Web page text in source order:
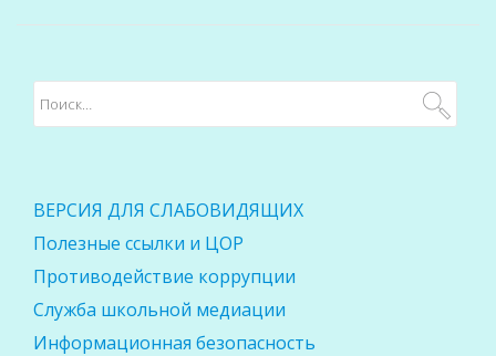
ВЕРСИЯ ДЛЯ СЛАБОВИДЯЩИХ
Полезные ссылки и ЦОР
Противодействие коррупции
Служба школьной медиации
Информационная безопасность